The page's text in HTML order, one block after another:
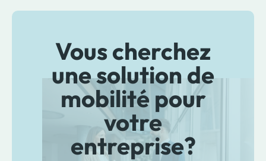
Vous cherchez
une solution de
mobilité pour
votre
entreprise?